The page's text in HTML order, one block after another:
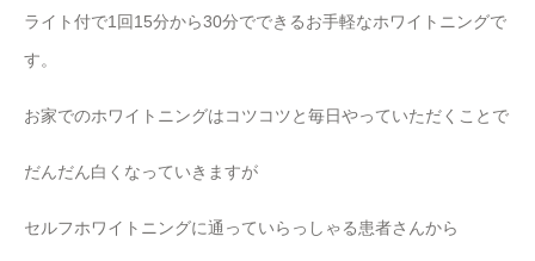
ライト付で1回15分から30分でできるお手軽なホワイトニングで
す。
お家でのホワイトニングはコツコツと毎日やっていただくことで
だんだん白くなっていきますが
セルフホワイトニングに通っていらっしゃる患者さんから